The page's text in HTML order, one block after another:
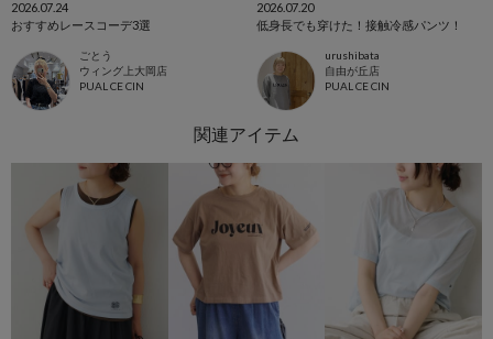
2026.07.24
おすすめレースコーデ3選
ごとう
ウィング上大岡店
PUAL CE CIN
2026.07.20
低身長でも穿けた！接触冷感パンツ！
urushibata
自由が丘店
PUAL CE CIN